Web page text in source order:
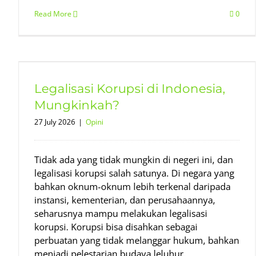
Read More 0
Legalisasi Korupsi di Indonesia,
Mungkinkah?
27 July 2026 | Opini
Tidak ada yang tidak mungkin di negeri ini, dan
legalisasi korupsi salah satunya. Di negara yang
bahkan oknum-oknum lebih terkenal daripada
instansi, kementerian, dan perusahaannya,
seharusnya mampu melakukan legalisasi
korupsi. Korupsi bisa disahkan sebagai
perbuatan yang tidak melanggar hukum, bahkan
menjadi pelestarian budaya leluhur.